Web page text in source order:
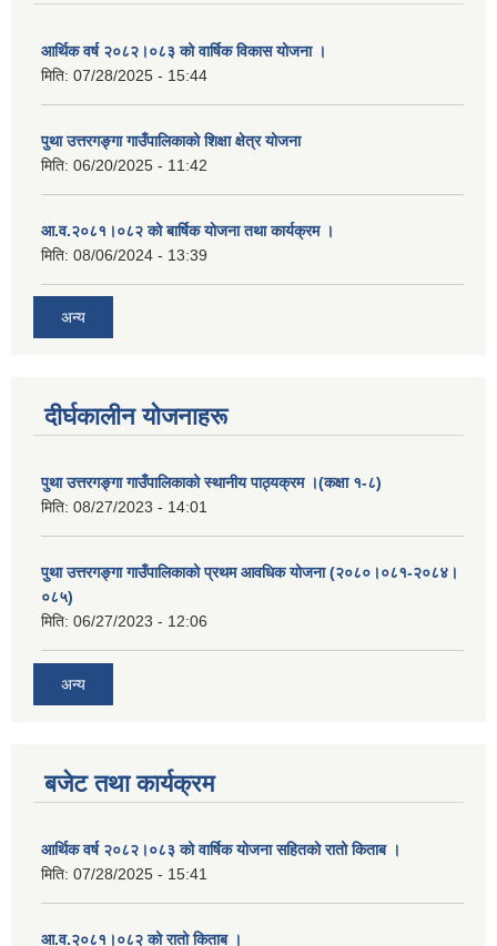
आर्थिक वर्ष २०८२।०८३ को वार्षिक विकास योजना ।
मिति: 07/28/2025 - 15:44
पुथा उत्तरगङ्गा गाउँपालिकाको शिक्षा क्षेत्र योजना
मिति: 06/20/2025 - 11:42
आ.व.२०८१।०८२ को बार्षिक योजना तथा कार्यक्रम ।
मिति: 08/06/2024 - 13:39
अन्य
दीर्घकालीन योजनाहरू
पुथा उत्तरगङ्गा गाउँपालिकाको स्थानीय पाठ्यक्रम ।(कक्षा १-८)
मिति: 08/27/2023 - 14:01
पुथा उत्तरगङ्गा गाउँपालिकाको प्रथम आवधिक योजना (२०८०।०८१-२०८४।
०८५)
मिति: 06/27/2023 - 12:06
अन्य
बजेट तथा कार्यक्रम
आर्थिक वर्ष २०८२।०८३ को वार्षिक योजना सहितको रातो किताब ।
मिति: 07/28/2025 - 15:41
आ.व.२०८१।०८२ को रातो किताब ।